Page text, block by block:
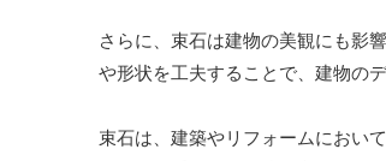
さらに、束石は建物の美観にも影
や形状を工夫することで、建物の
束石は、建築やリフォームにおい